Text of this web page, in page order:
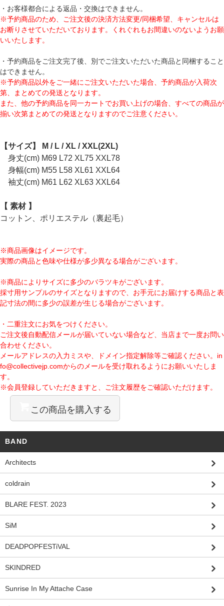
・お客様都合による返品・交換はできません。
※予約商品のため、ご注文後の決済方法変更/同梱希望、キャンセルは
お断りさせていただいております。くれぐれもお間違いのないようお願
いいたします。
・予約商品をご注文完了後、別でご注文いただいた商品と同梱すること
はできません。
※予約商品以外をご一緒にご注文いただいた場合、予約商品が入荷次
第、まとめての発送となります。
また、他の予約商品を同一カートでお買い上げの場合、すべての商品が
揃い次第まとめての発送となりますのでご注意ください。
【サイズ】 M / L / XL / XXL(2XL)
身丈(cm) M69 L72 XL75 XXL78
身幅(cm) M55 L58 XL61 XXL64
袖丈(cm) M61 L62 XL63 XXL64
【 素材 】
コットン、ポリエステル（裏起毛）
※商品画像はイメージです。
実際の商品と色味や仕様が多少異なる場合がございます。
※商品によりサイズに多少のバラツキがございます。
採寸用サンプルのサイズとなりますので、お手元にお届けする商品と表
記寸法の間に多少の誤差が生じる場合がございます。
・二重注文にお気をつけください。
ご注文後自動配信メールが届いていない場合など、当店まで一度お問い
合わせください。
メールアドレスの入力ミスや、ドメイン指定解除等ご確認ください。 in
fo@collectivejp.comからのメールを受け取れるようにお願いいたしま
す。
※会員登録していただきますと、ご注文履歴をご確認いただけます。
この商品を購入する
BAND
Architects
coldrain
BLARE FEST. 2023
SiM
DEADPOPFESTiVAL
SKINDRED
Sunrise In My Attache Case